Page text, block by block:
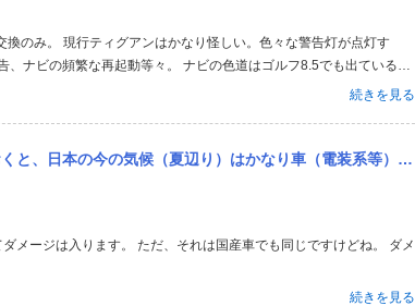
、ナビの頻繁な再起動等々。 ナビの色道はゴルフ8.5でも出ているら
続きを見る
今の気候（夏辺り）はかなり車（電装系等）にダメージ与えますか？
続きを見る